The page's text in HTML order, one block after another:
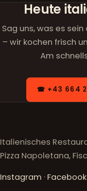
Heute
Sag uns, was es
– wir kochen frisch
Am
☎ +43 664
Italienisches
Pizza Napoletana,
Instagram · Facebook